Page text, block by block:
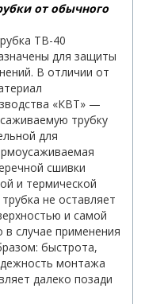
от обычного
ТВ-40
для защиты
В отличии от
«КВТ» —
трубку
для
сшивки
и термической
не оставляет
и самой
случае применения
быстрота,
монтажа
далеко позади